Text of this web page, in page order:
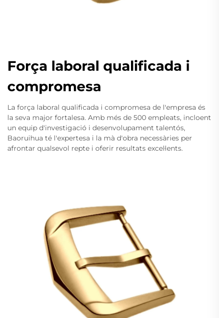
Força laboral qualificada i
compromesa
La força laboral qualificada i compromesa de l'empresa és
la seva major fortalesa. Amb més de 500 empleats, incloent
un equip d'investigació i desenvolupament talentós,
Baoruihua té l'expertesa i la mà d'obra necessàries per
afrontar qualsevol repte i oferir resultats excel·lents.